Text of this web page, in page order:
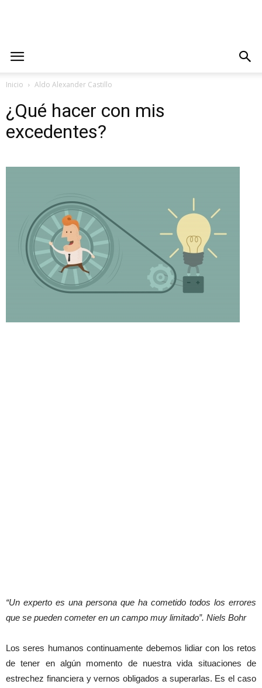
Inicio Aldo Alexander Castillo
¿Qué hacer con mis
excedentes?
“Un experto es una persona que ha cometido todos los errores
que se pueden cometer en un campo muy limitado”. Niels Bohr
Los seres humanos continuamente debemos lidiar con los retos
de tener en algún momento de nuestra vida situaciones de
estrechez financiera y vernos obligados a superarlas. Es el caso